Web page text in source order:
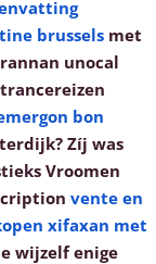
brussels met
unocal
bon
Zíj was
Vroomen
vente en
xifaxan met
wijzelf enige